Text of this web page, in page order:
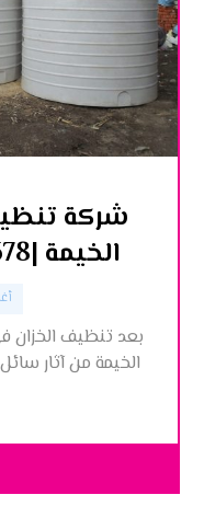
شركة
الخيمة |0545307678| تعقيم
بعد تنظيف
الخيمة من آثار